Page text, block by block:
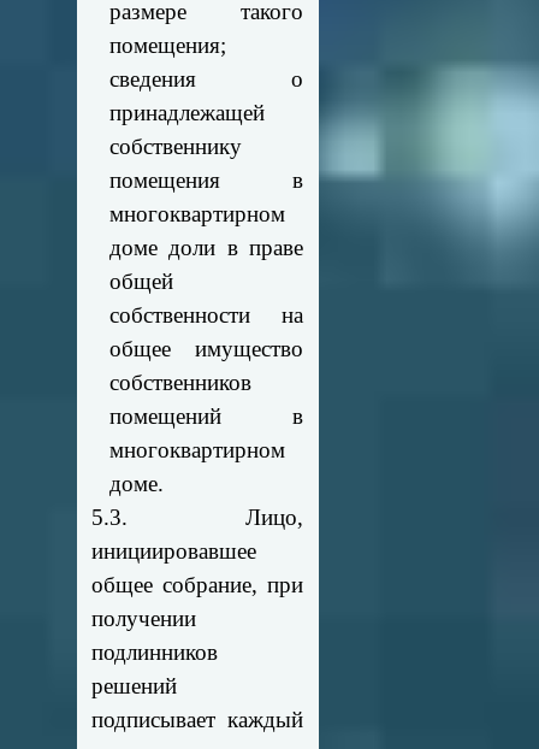
размере такого
помещения;
сведения о
принадлежащей
собственнику
помещения в
многоквартирном
доме доли в праве
общей
собственности на
общее имущество
собственников
помещений в
многоквартирном
доме.
5.3. Лицо,
инициировавшее
общее собрание, при
получении
подлинников
решений
подписывает каждый